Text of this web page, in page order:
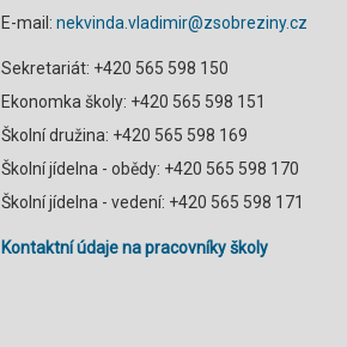
E-mail: nekvinda.vladimir@zsobreziny.cz
Sekretariát: +420 565 598 150
Ekonomka školy: +420 565 598 151
Školní družina: +420 565 598 169
Školní jídelna - obědy: +420 565 598 170
Školní jídelna - vedení: +420 565 598 171
Kontaktní údaje na pracovníky školy